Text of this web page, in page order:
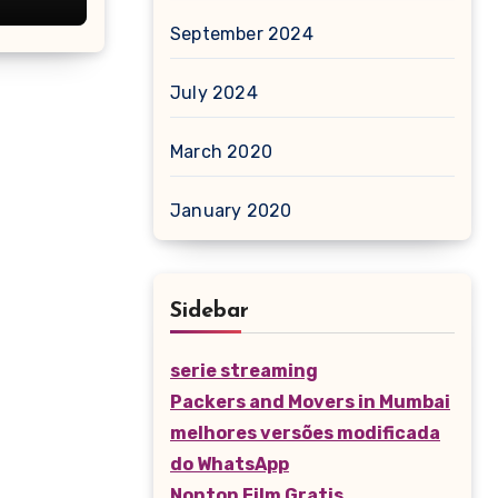
September 2024
July 2024
March 2020
January 2020
Sidebar
serie streaming
Packers and Movers in Mumbai
melhores versões modificada
do WhatsApp